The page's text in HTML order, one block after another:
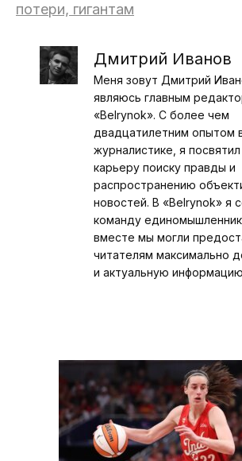
потери, гигантам
Дмитрий Иванов
Меня зовут Дмитрий
являюсь главным
«Belrynok». С более чем
двадцатилетним опытом
журналистике, я
карьеру поиску правды и
распространению
новостей. В «Belrynok» я
команду
вместе мы могли
читателям максимально
и актуальную